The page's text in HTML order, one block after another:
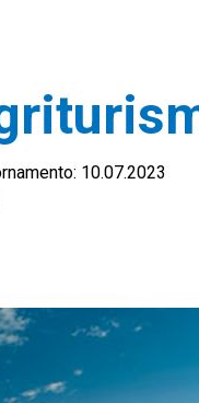
10.07.2023